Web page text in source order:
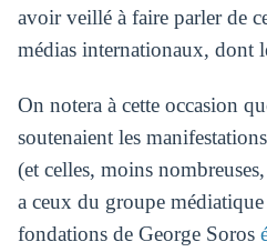
avoir veillé à faire parler de
médias internationaux, dont
On notera à cette occasion
soutenaient les
(et celles, moins
a ceux du groupe médiatique
fondations de George Soros